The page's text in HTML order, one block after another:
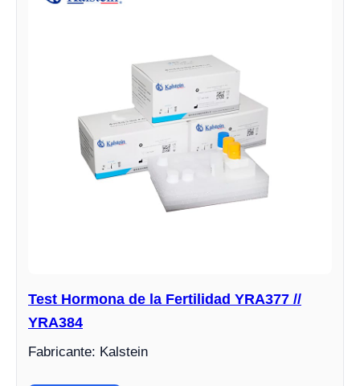
Test Hormona de la Fertilidad YRA377 //
YRA384
Fabricante: Kalstein